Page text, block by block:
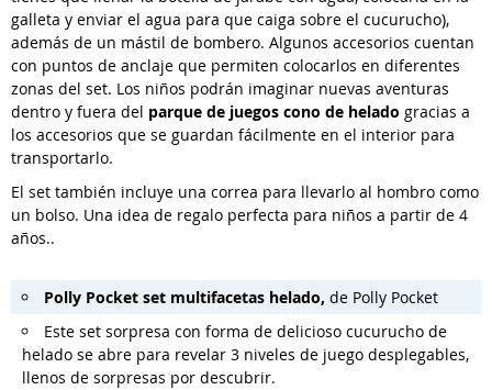
galleta y enviar el agua para que caiga sobre el cucurucho),
además de un mástil de bombero. Algunos accesorios cuentan
con puntos de anclaje que permiten colocarlos en diferentes
zonas del set. Los niños podrán imaginar nuevas aventuras
dentro y fuera del parque de juegos cono de helado gracias a
los accesorios que se guardan fácilmente en el interior para
transportarlo.
El set también incluye una correa para llevarlo al hombro como
un bolso. Una idea de regalo perfecta para niños a partir de 4
años..
Polly Pocket set multifacetas helado, de Polly Pocket
Este set sorpresa con forma de delicioso cucurucho de
helado se abre para revelar 3 niveles de juego desplegables,
llenos de sorpresas por descubrir.